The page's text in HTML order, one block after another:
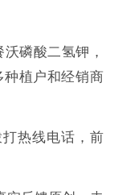
沃磷酸二氢钾，
植户和经销商
打热线电话，前